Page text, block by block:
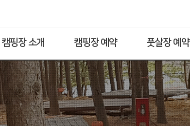
캠핑장 소개 캠핑장 예약 풋살장 예약